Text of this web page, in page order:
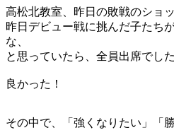
高松北教室、昨日の敗戦のショッ
昨日デビュー戦に挑んだ子たち
な、
と思っていたら、全員出席でし
良かった！
その中で、「強くなりたい」「